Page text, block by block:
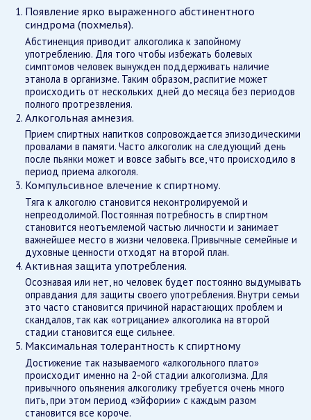
Появление ярко выраженного абстинентного
синдрома (похмелья).
Абстиненция приводит алкоголика к запойному
употреблению. Для того чтобы избежать болевых
симптомов человек вынужден поддерживать наличие
этанола в организме. Таким образом, распитие может
происходить от нескольких дней до месяца без периодов
полного протрезвления.
Алкогольная амнезия.
Прием спиртных напитков сопровождается эпизодическими
провалами в памяти. Часто алкоголик на следующий день
после пьянки может и вовсе забыть все, что происходило в
период приема алкоголя.
Компульсивное влечение к спиртному.
Тяга к алкоголю становится неконтролируемой и
непреодолимой. Постоянная потребность в спиртном
становится неотъемлемой частью личности и занимает
важнейшее место в жизни человека. Привычные семейные и
духовные ценности отходят на второй план.
Активная защита употребления.
Осознавая или нет, но человек будет постоянно выдумывать
оправдания для защиты своего употребления. Внутри семьи
это часто становится причиной нарастающих проблем и
скандалов, так как «отрицание» алкоголика на второй
стадии становится еще сильнее.
Максимальная толерантность к спиртному
Достижение так называемого «алкогольного плато»
происходит именно на 2-ой стадии алкоголизма. Для
привычного опьянения алкоголику требуется очень много
пить, при этом период «эйфории» с каждым разом
становится все короче.